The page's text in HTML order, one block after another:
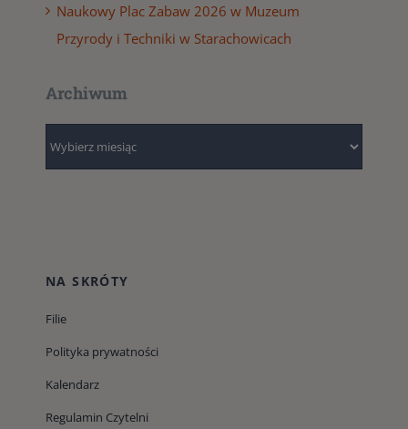
Naukowy Plac Zabaw 2026 w Muzeum
Przyrody i Techniki w Starachowicach
Archiwum
NA SKRÓTY
Filie
Polityka prywatności
Kalendarz
Regulamin Czytelni